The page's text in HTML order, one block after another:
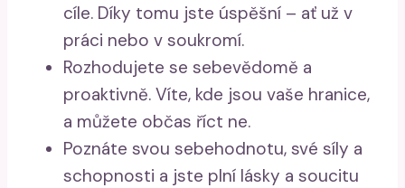
cíle. Díky tomu jste úspěšní – ať už v
práci nebo v soukromí.
Rozhodujete se sebevědomě a
proaktivně. Víte, kde jsou vaše hranice,
a můžete občas říct ne.
Poznáte svou sebehodnotu, své síly a
schopnosti a jste plní lásky a soucitu